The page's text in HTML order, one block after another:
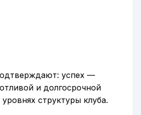
успех —
и долгосрочной
структуры клуба.